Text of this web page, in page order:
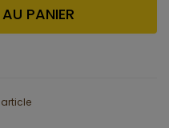
PANIER